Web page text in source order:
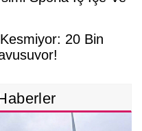
20 Bin
Nihat Çelik,
Milletler